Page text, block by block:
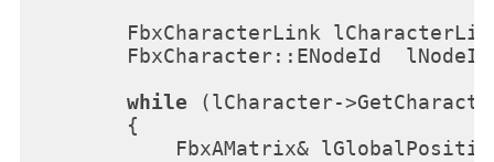
FbxCharacterLink
FbxCharacter::ENodeId
while (lCharacter-
        {
FbxAMatrix&